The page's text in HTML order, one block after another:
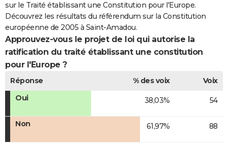
FORUM
Bricolage
Lifestyle
Culture
Sport
Auto
Television
Voyage
Cinema
sur le Traité établissant une Constitution pour l'Europe.
Découvrez les résultats du référendum sur la Constitution
européenne de 2005 à Saint-Amadou.
Approuvez-vous le projet de loi qui autorise la
ratification du traité établissant une constitution
pour l'Europe ?
Réponse % des voix
Voix
Oui
38,03% 54
Non 61,97% 88